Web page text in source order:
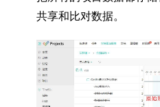
共享和比对数据。